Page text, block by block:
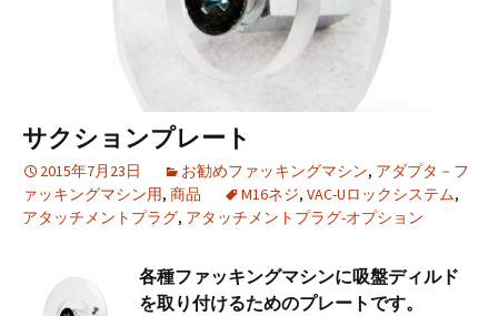
サクションプレート
2015年7月23日 お勧めファッキングマシン, アダプタ－フ
ァッキングマシン用, 商品 M16ネジ, VAC-Uロックシステム,
アタッチメントプラグ, アタッチメントプラグ-オプション
各種ファッキングマシンに吸盤ディルド
を取り付けるためのプレートです。